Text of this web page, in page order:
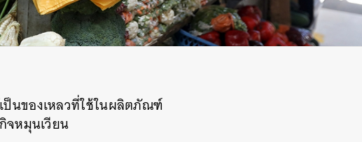
ป็นของเหลวที่ใช้ในผลิตภัณฑ์
จหมุนเวียน